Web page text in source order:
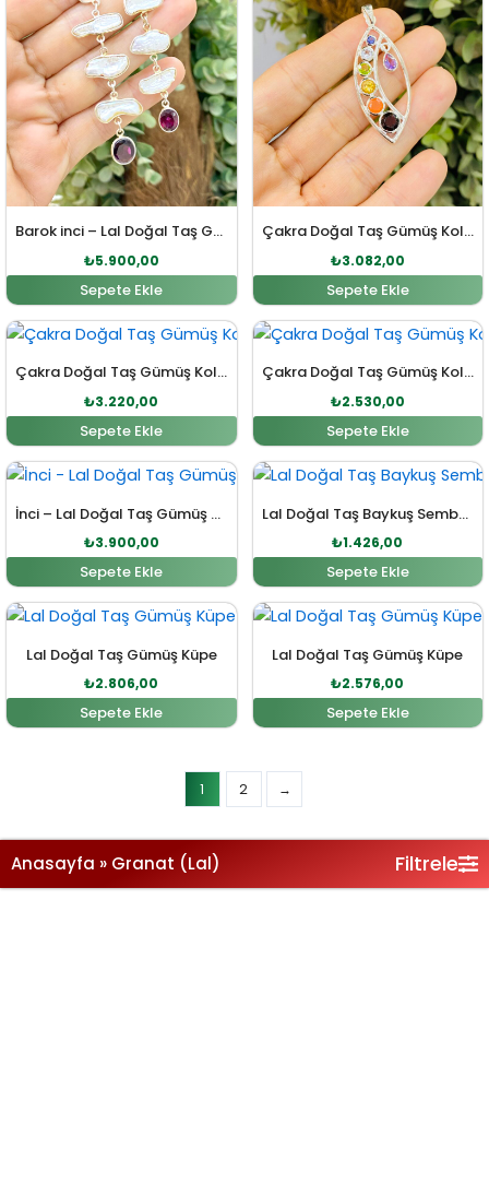
Barok inci – Lal Doğal Taş Gümüş Küpe
₺5.900,00
Sepete Ekle
Çakra Doğal Taş Gümüş Kolye Ucu
₺3.082,00
Sepete Ekle
Çakra Doğal Taş Gümüş Kolye Ucu
Orijinal fiyat: ₺3.542,00.
₺3.220,00
Şu andaki fiyat: ₺3.220,00.
Sepete Ekle
Çakra Doğal Taş Gümüş Kolye Ucu
Orijinal fiyat:
₺2.530,00
Şu andaki
Sepete Ekle
İnci – Lal Doğal Taş Gümüş Küpe
Orijinal fiyat: ₺4.000,00.
₺3.900,00
Şu andaki fiyat: ₺3.900,00.
Sepete Ekle
Lal Doğal Taş Baykuş Sembol Kolye
Orijinal fiyat:
₺1.426,00
Şu andaki
Sepete Ekle
Lal Doğal Taş Gümüş Küpe
Orijinal fiyat: ₺3.086,00.
₺2.806,00
Şu andaki fiyat: ₺2.806,00.
Sepete Ekle
Lal Doğal Taş Gümüş Küpe
Orijinal fiyat:
₺2.576,00
Şu andaki
Sepete Ekle
Anasayfa » Granat (Lal) Filtrele